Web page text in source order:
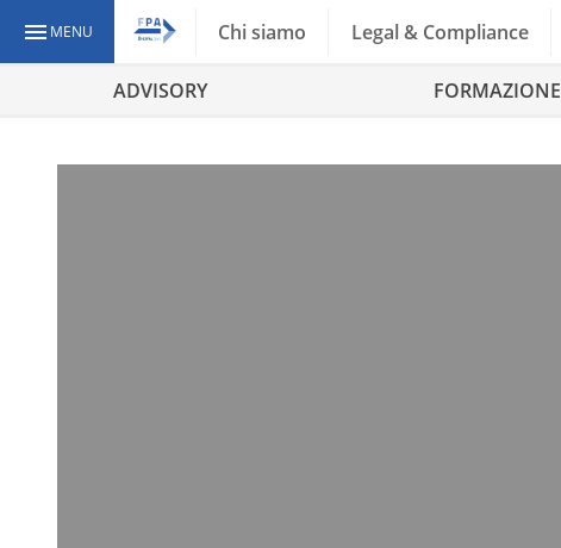
MENU Chi siamo Legal & Compliance
ADVISORY FORMAZIONE